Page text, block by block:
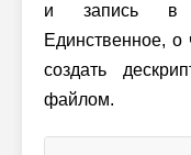
и запись в
Единственное, о
создать
файлом.